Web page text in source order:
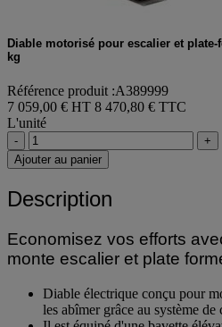
Diable motorisé pour escalier et plate-
kg
Référence produit :A389999
7 059,00 € HT 8 470,80 € TTC
L'unité
-
+
Ajouter au panier
Description
Economisez vos efforts
monte escalier et plate
Diable électrique conçu pour
les abîmer grâce au système